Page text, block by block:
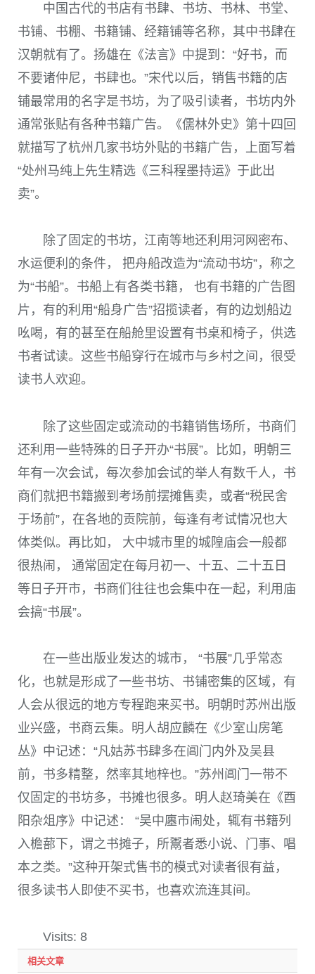
中国古代的书店有书肆、书坊、书林、书堂、
书铺、书棚、书籍铺、经籍铺等名称，其中书肆在
汉朝就有了。扬雄在《法言》中提到：“好书，而
不要诸仲尼，书肆也。”宋代以后，销售书籍的店
铺最常用的名字是书坊，为了吸引读者，书坊内外
通常张贴有各种书籍广告。《儒林外史》第十四回
就描写了杭州几家书坊外贴的书籍广告，上面写着
“处州马纯上先生精选《三科程墨持运》于此出
卖”。
除了固定的书坊，江南等地还利用河网密布、
水运便利的条件， 把舟船改造为“流动书坊”，称之
为“书船”。书船上有各类书籍， 也有书籍的广告图
片，有的利用“船身广告”招揽读者，有的边划船边
吆喝，有的甚至在船舱里设置有书桌和椅子，供选
书者试读。这些书船穿行在城市与乡村之间，很受
读书人欢迎。
除了这些固定或流动的书籍销售场所，书商们
还利用一些特殊的日子开办“书展”。比如，明朝三
年有一次会试，每次参加会试的举人有数千人，书
商们就把书籍搬到考场前摆摊售卖，或者“税民舍
于场前”，在各地的贡院前，每逢有考试情况也大
体类似。再比如， 大中城市里的城隍庙会一般都
很热闹， 通常固定在每月初一、十五、二十五日
等日子开市，书商们往往也会集中在一起，利用庙
会搞“书展”。
在一些出版业发达的城市， “书展”几乎常态
化，也就是形成了一些书坊、书铺密集的区域，有
人会从很远的地方专程跑来买书。明朝时苏州出版
业兴盛，书商云集。明人胡应麟在《少室山房笔
丛》中记述：“凡姑苏书肆多在阊门内外及吴县
前，书多精整，然率其地梓也。”苏州阊门一带不
仅固定的书坊多，书摊也很多。明人赵琦美在《酉
阳杂俎序》中记述： “吴中廛市闹处，辄有书籍列
入檐蔀下，谓之书摊子，所鬻者悉小说、门事、唱
本之类。”这种开架式售书的模式对读者很有益，
很多读书人即使不买书，也喜欢流连其间。
Visits: 8
相关文章